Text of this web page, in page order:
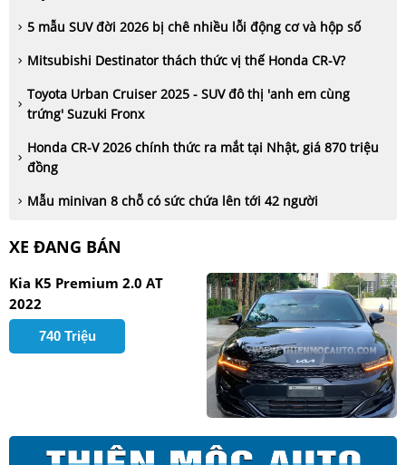
5 mẫu SUV đời 2026 bị chê nhiều lỗi động cơ và hộp số
Mitsubishi Destinator thách thức vị thế Honda CR-V?
Toyota Urban Cruiser 2025 - SUV đô thị 'anh em cùng
trứng' Suzuki Fronx
Honda CR-V 2026 chính thức ra mắt tại Nhật, giá 870 triệu
đồng
Mẫu minivan 8 chỗ có sức chứa lên tới 42 người
XE ĐANG BÁN
Kia K5 Premium 2.0 AT
2022
740 Triệu